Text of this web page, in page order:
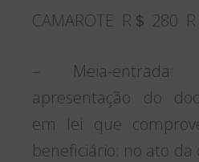
CAMAROTE R＄ 280
– Meia-
apresentação do
em lei que
beneficiário: no ato